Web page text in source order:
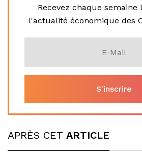
Recevez chaque semaine
l'actualité économique des
APRÈS CET ARTICLE